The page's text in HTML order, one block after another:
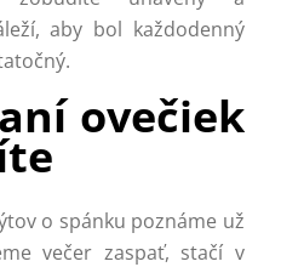
aby bol každodenný
ovečiek
o spánku poznáme už
večer zaspať, stačí v